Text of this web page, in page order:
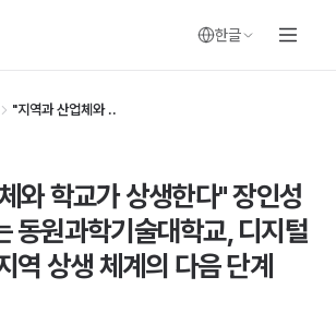
한글
"지역과 산업체와 ..
와 학교가 상생한다" 장인성
동원과학기술대학교, 디지털
역 상생 체계의 다음 단계